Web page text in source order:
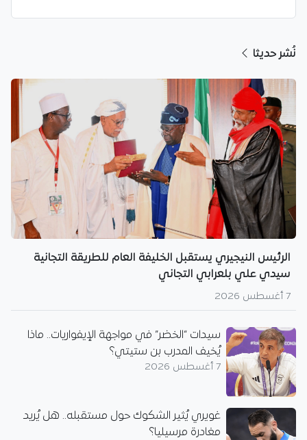
نُشر حديثا
الرئيس النيجيري يستقبل الخليفة العام للطريقة التجانية
سيدي علي بلعرابي التجاني
7 أغسطس 2026
سيدات “الخضر” في مواجهة الإيفواريات.. ماذا
يُخيف المدرب بن ستيتي؟
7 أغسطس 2026
غويري يُثير الشكوك حول مستقبله.. هل يُريد
مغادرة مرسيليا؟